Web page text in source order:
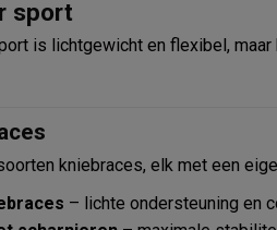
sport
is lichtgewicht en flexibel,
kniebraces, elk met een
– lichte ondersteuning en